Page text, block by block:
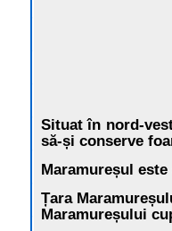
Situat în nord-
să-și conserve
Maramureșul
Țara
Maramureșului